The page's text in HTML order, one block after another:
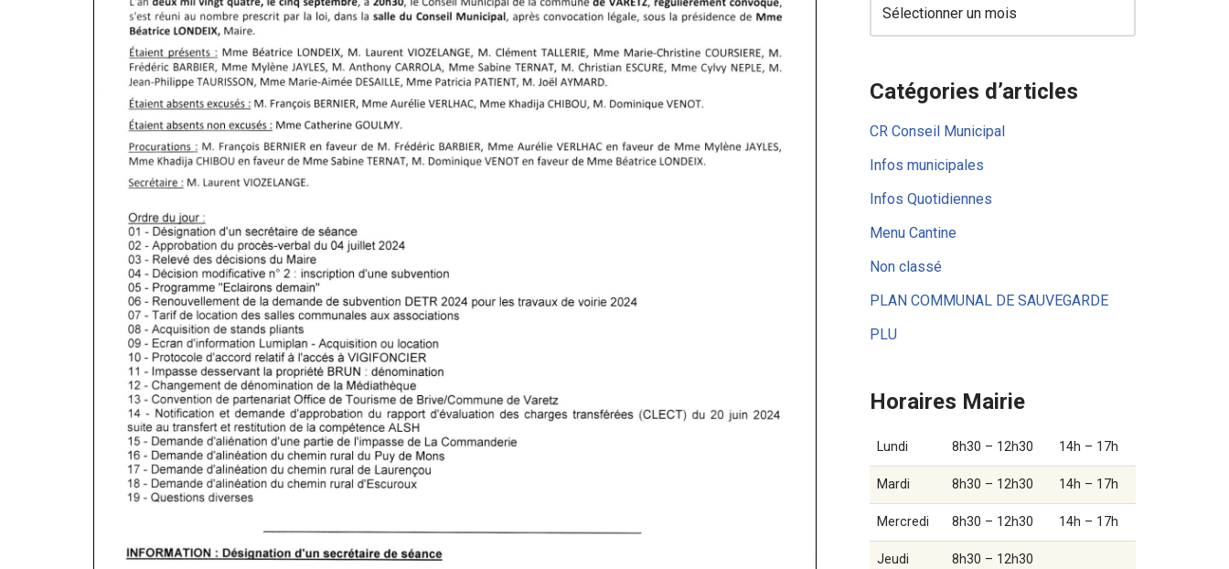
Catégories d’articles
CR Conseil Municipal
Infos municipales
Infos Quotidiennes
Menu Cantine
Non classé
PLAN COMMUNAL DE SAUVEGARDE
PLU
Horaires Mairie
Lundi 8h30 – 12h30 14h – 17h
Mardi 8h30 – 12h30 14h – 17h
Mercredi 8h30 – 12h30 14h – 17h
Jeudi 8h30 – 12h30